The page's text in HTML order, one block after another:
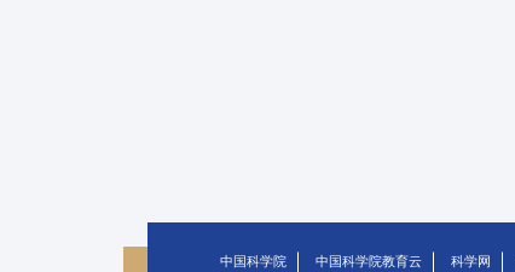
中国科学院 中国科学院教育云 科学网